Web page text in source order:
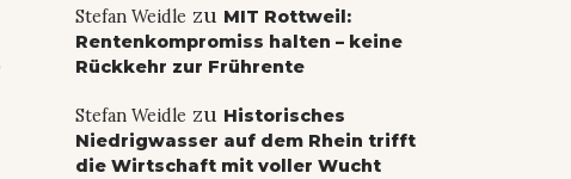
Stefan Weidle zu MIT Rottweil:
Rentenkompromiss halten – keine
Rückkehr zur Frührente
Stefan Weidle zu Historisches
Niedrigwasser auf dem Rhein trifft
die Wirtschaft mit voller Wucht